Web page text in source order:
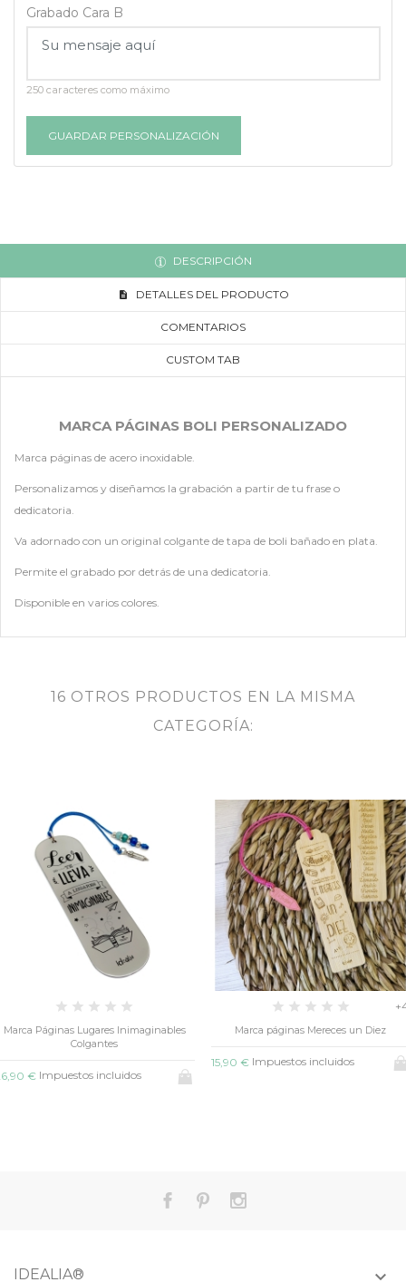
Grabado Cara B
250 caracteres como máximo
GUARDAR PERSONALIZACIÓN
DESCRIPCIÓN
DETALLES DEL PRODUCTO
COMENTARIOS
CUSTOM TAB
MARCA PÁGINAS BOLI PERSONALIZADO
Marca páginas de acero inoxidable.
Personalizamos y diseñamos la grabación a partir de tu frase o
dedicatoria.
Va adornado con un original colgante de tapa de boli bañado en plata.
Permite el grabado por detrás de una dedicatoria.
Disponible en varios colores.
16 OTROS PRODUCTOS EN LA MISMA
CATEGORÍA:
Marca Páginas Lugares Inimaginables
Colgantes
€Impuestos incluidos
Marca páginas Mereces un Diez
15,90 €Impuestos incluidos
IDEALIA® 